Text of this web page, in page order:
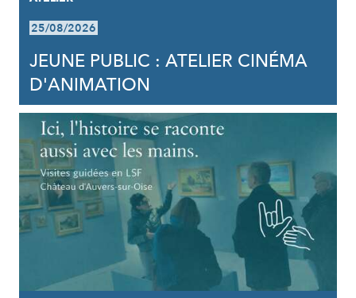
25/08/2026
JEUNE PUBLIC : ATELIER CINÉMA
D'ANIMATION